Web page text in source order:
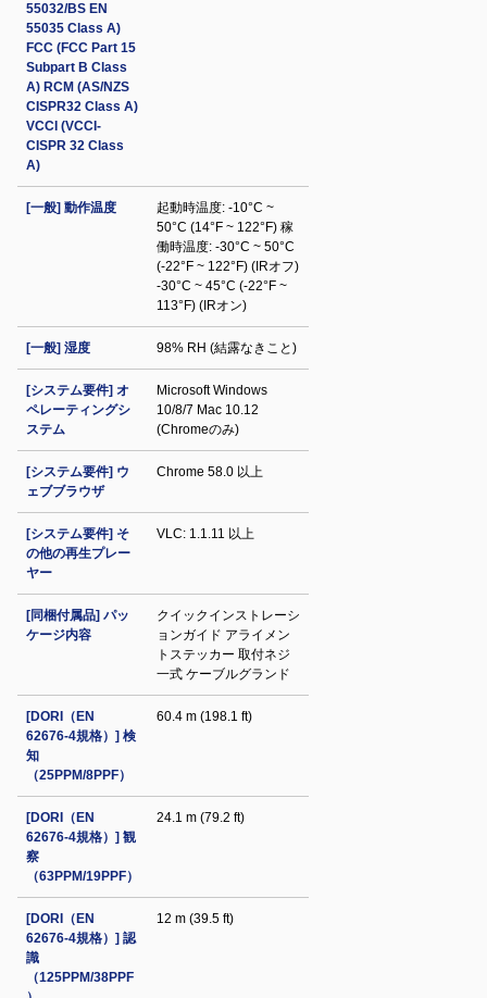
55032/BS EN
55035 Class A)
FCC (FCC Part 15
Subpart B Class
A) RCM (AS/NZS
CISPR32 Class A)
VCCI (VCCI-
CISPR 32 Class
A)
[一般] 動作温度
起動時温度: -10°C ~
50°C (14°F ~ 122°F) 稼
働時温度: -30°C ~ 50°C
(-22°F ~ 122°F) (IRオフ)
-30°C ~ 45°C (-22°F ~
113°F) (IRオン)
[一般] 湿度 98% RH (結露なきこと)
[システム要件] オ
ペレーティングシ
ステム
Microsoft Windows
10/8/7 Mac 10.12
(Chromeのみ)
[システム要件] ウ
ェブブラウザ
Chrome 58.0 以上
[システム要件] そ
の他の再生プレー
ヤー
VLC: 1.1.11 以上
[同梱付属品] パッ
ケージ内容
クイックインストレーシ
ョンガイド アライメン
トステッカー 取付ネジ
一式 ケーブルグランド
[DORI（EN
62676-4規格）] 検
知
（25PPM/8PPF）
60.4 m (198.1 ft)
[DORI（EN
62676-4規格）] 観
察
（63PPM/19PPF）
24.1 m (79.2 ft)
[DORI（EN
62676-4規格）] 認
識
（125PPM/38PPF
12 m (39.5 ft)